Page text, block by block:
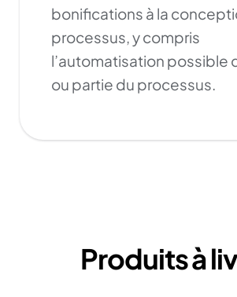
bonifications à la
processus, y compris
l’automatisation possible
ou partie du processus.
Produits à